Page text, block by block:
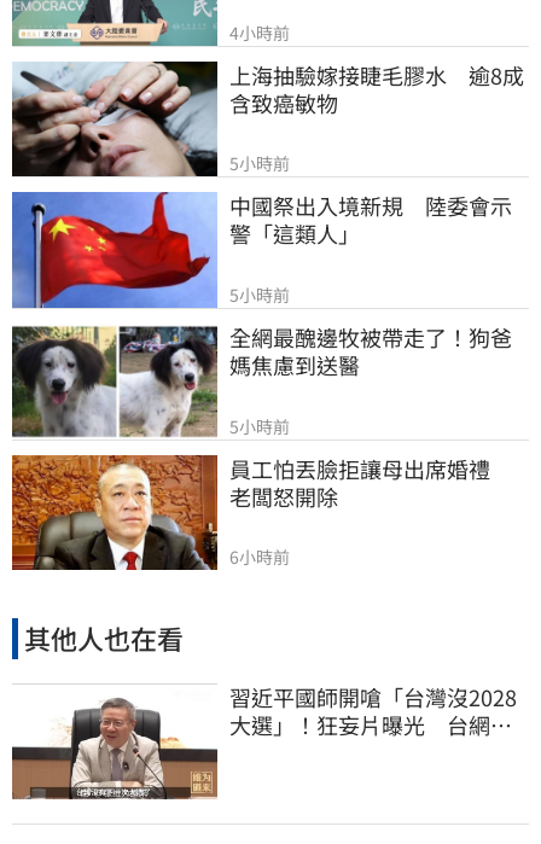
4小時前
上海抽驗嫁接睫毛膠水　逾8成
含致癌敏物
5小時前
中國祭出入境新規　陸委會示
警「這類人」
5小時前
全網最醜邊牧被帶走了！狗爸
媽焦慮到送醫
5小時前
員工怕丟臉拒讓母出席婚禮
老闆怒開除
6小時前
其他人也在看
習近平國師開嗆「台灣沒2028
大選」！狂妄片曝光 台網